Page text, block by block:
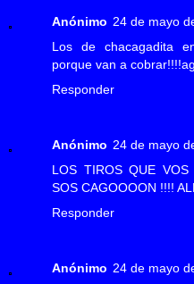
Anónimo 24 de mayo
Los de chacagadita
porque van a
Responder
Anónimo 24 de mayo
LOS TIROS QUE VOS
SOS CAGOOOON !!!!
Responder
Anónimo 24 de mayo